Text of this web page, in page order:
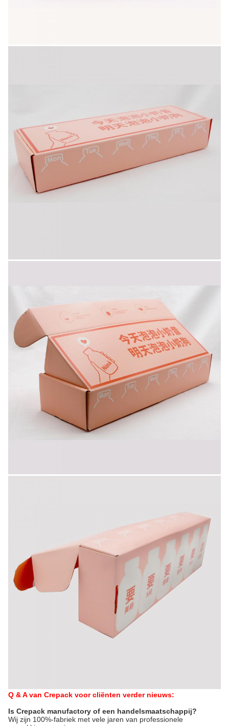
Q & A van Crepack voor cliënten verder nieuws:
Is Crepack manufactory of een handelsmaatschappij?
Wij zijn 100%-fabriek met vele jaren van professionele